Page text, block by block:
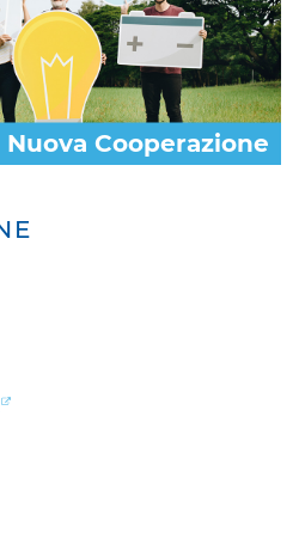
Nuova Cooperazione